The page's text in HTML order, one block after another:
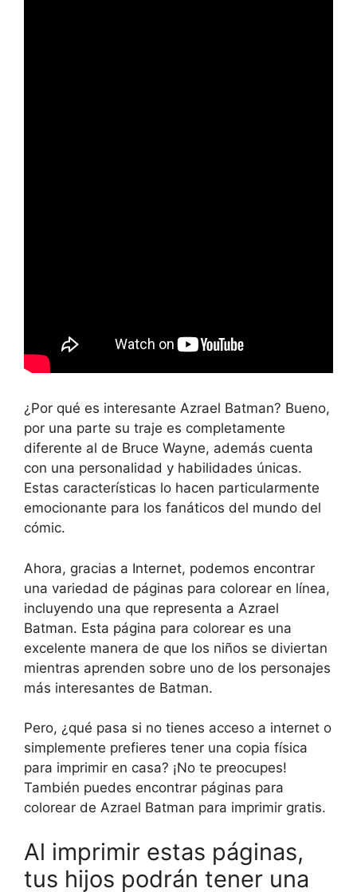
¿Por qué es interesante Azrael Batman? Bueno,
por una parte su traje es completamente
diferente al de Bruce Wayne, además cuenta
con una personalidad y habilidades únicas.
Estas características lo hacen particularmente
emocionante para los fanáticos del mundo del
cómic.
Ahora, gracias a Internet, podemos encontrar
una variedad de páginas para colorear en línea,
incluyendo una que representa a Azrael
Batman. Esta página para colorear es una
excelente manera de que los niños se diviertan
mientras aprenden sobre uno de los personajes
más interesantes de Batman.
Pero, ¿qué pasa si no tienes acceso a internet o
simplemente prefieres tener una copia física
para imprimir en casa? ¡No te preocupes!
También puedes encontrar páginas para
colorear de Azrael Batman para imprimir gratis.
Al imprimir estas páginas,
tus hijos podrán tener una